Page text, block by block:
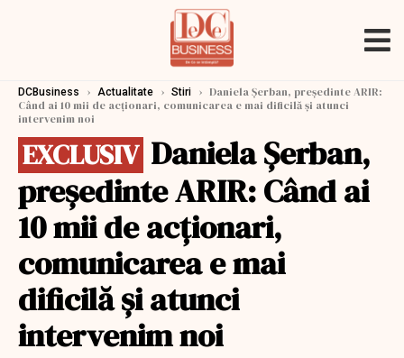
DCBusiness › Actualitate › Stiri › Daniela Șerban, președinte ARIR:
Când ai 10 mii de acționari, comunicarea e mai dificilă și atunci
intervenim noi
EXCLUSIV Daniela Șerban,
președinte ARIR: Când ai
10 mii de acționari,
comunicarea e mai
dificilă și atunci
intervenim noi